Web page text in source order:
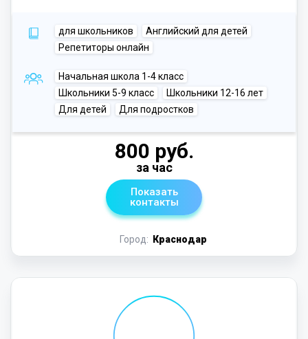
для школьников
Английский для детей
Репетиторы онлайн
Начальная школа 1-4 класс
Школьники 5-9 класс
Школьники 12-16 лет
Для детей
Для подростков
Город: Краснодар
800 руб.
за час
Показать
контакты